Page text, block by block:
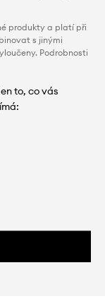
produkty a platí při
s jinými
Podrobnosti
to, co vás